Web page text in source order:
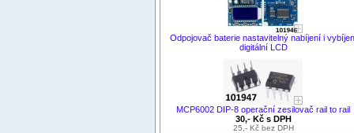
Odpojovač baterie nastavitelný nabíjení i
digitální LCD
MCP6002 DIP-8 operační zesilovač rail to rail
30,- Kč s DPH
25,- Kč bez DPH